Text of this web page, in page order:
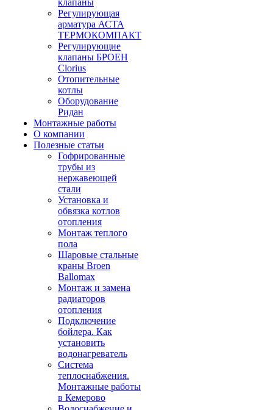
клапаны
Регулирующая
арматура АСТА
ТЕРМОКОМПАКТ
Регулирующие
клапаны БРОЕН
Clorius
Отопительные
котлы
Оборудование
Ридан
Монтажные работы
О компании
Полезные статьи
Гофрированные
трубы из
нержавеющей
стали
Установка и
обвязка котлов
отопления
Монтаж теплого
пола
Шаровые стальные
краны Broen
Ballomax
Монтаж и замена
радиаторов
отопления
Подключение
бойлера. Как
установить
водонагреватель
Система
теплоснабжения.
Монтажные работы
в Кемерово